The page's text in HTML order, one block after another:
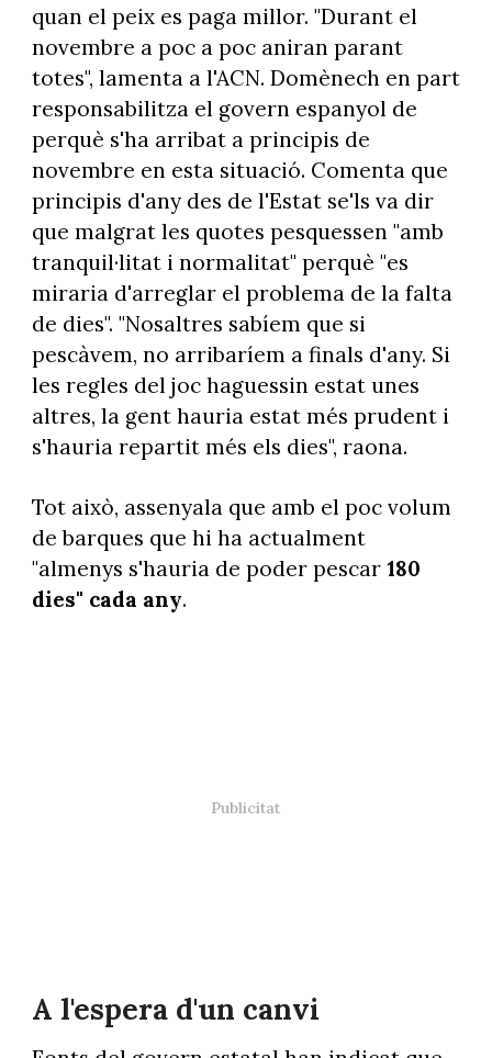
quan el peix es paga millor. "Durant el
novembre a poc a poc aniran parant
totes", lamenta a l'ACN. Domènech en part
responsabilitza el govern espanyol de
perquè s'ha arribat a principis de
novembre en esta situació. Comenta que
principis d'any des de l'Estat se'ls va dir
que malgrat les quotes pesquessen "amb
tranquil·litat i normalitat" perquè "es
miraria d'arreglar el problema de la falta
de dies". "Nosaltres sabíem que si
pescàvem, no arribaríem a finals d'any. Si
les regles del joc haguessin estat unes
altres, la gent hauria estat més prudent i
s'hauria repartit més els dies", raona.
Tot això, assenyala que amb el poc volum
de barques que hi ha actualment
"almenys s'hauria de poder pescar 180
dies" cada any.
A l'espera d'un canvi